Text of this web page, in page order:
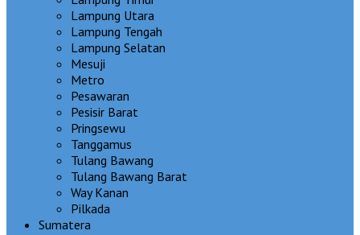
Lampung Utara
Lampung Tengah
Lampung Selatan
Mesuji
Metro
Pesawaran
Pesisir Barat
Pringsewu
Tanggamus
Tulang Bawang
Tulang Bawang Barat
Way Kanan
Pilkada
Sumatera